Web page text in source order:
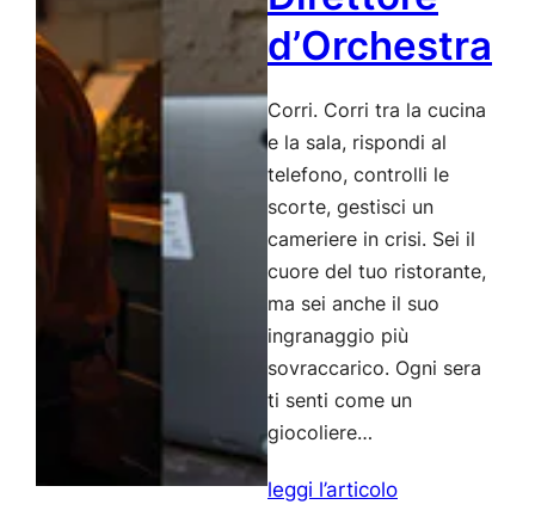
d’Orchestra
Corri. Corri tra la cucina
e la sala, rispondi al
telefono, controlli le
scorte, gestisci un
cameriere in crisi. Sei il
cuore del tuo ristorante,
ma sei anche il suo
ingranaggio più
sovraccarico. Ogni sera
ti senti come un
giocoliere…
leggi l’articolo: